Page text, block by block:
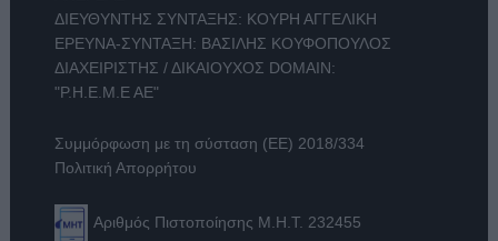
ΔΙΕΥΘΥΝΤΗΣ ΣΥΝΤΑΞΗΣ: ΚΟΥΡΗ ΑΓΓΕΛΙΚΗ
ΕΡΕΥΝΑ-ΣΥΝΤΑΞΗ: ΒΑΣΙΛΗΣ ΚΟΥΦΟΠΟΥΛΟΣ
ΔΙΑΧΕΙΡΙΣΤΗΣ / ΔΙΚΑΙΟΥΧΟΣ DOMAIN:
"Ρ.Η.Ε.Μ.Ε ΑΕ"
Συμμόρφωση με τη σύσταση (ΕΕ) 2018/334
Πολιτική Απορρήτου
Αριθμός Πιστοποίησης Μ.Η.Τ. 232455